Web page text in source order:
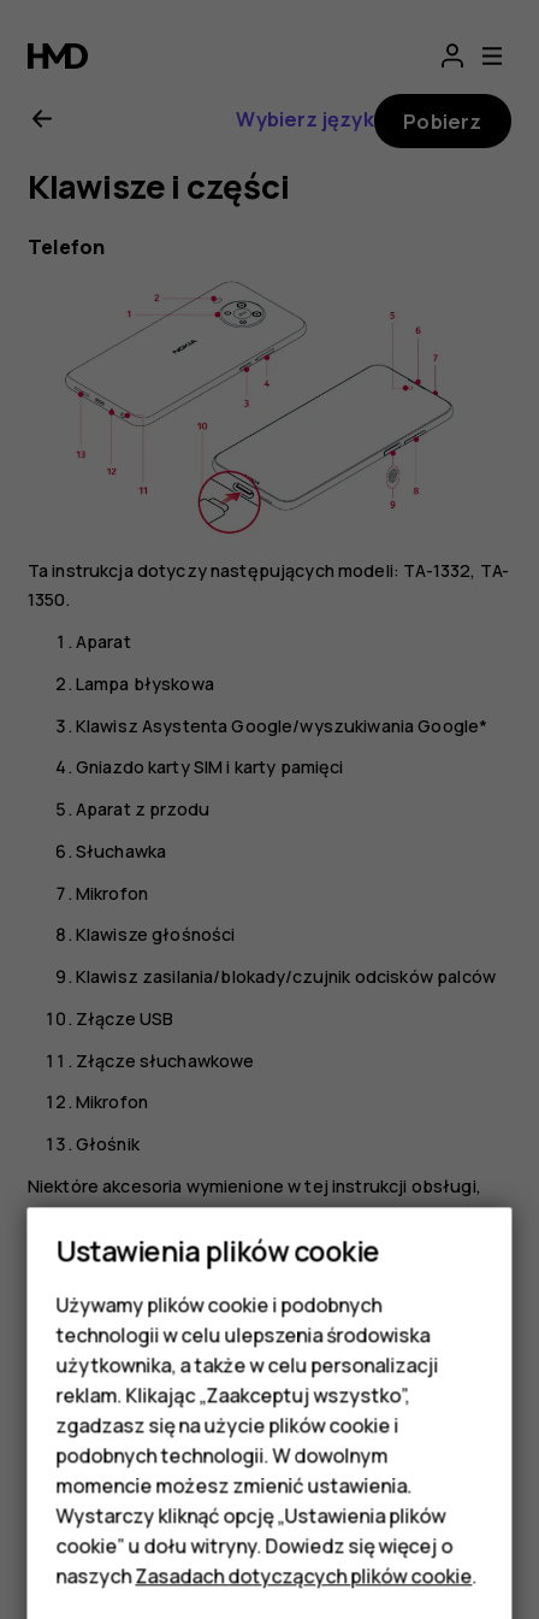
Nokia
X10
—
instrukcja
obsługi
Smartfony
Telefony z funkcjami
podstawowymi
Akcesoria
HMD Terra M
Tablety
Wybierz język Pobierz
Klawisze i części
Telefon
Ta instrukcja dotyczy następujących modeli: TA-1332, TA-
1350.
Aparat
Lampa błyskowa
Klawisz Asystenta Google/wyszukiwania Google*
Gniazdo karty SIM i karty pamięci
Aparat z przodu
Słuchawka
Mikrofon
Klawisze głośności
Klawisz zasilania/blokady/czujnik odcisków palców
Złącze USB
Złącze słuchawkowe
Mikrofon
Głośnik
Niektóre akcesoria wymienione w tej instrukcji obsługi,
takie jak ładowarka, zestaw słuchawkowy czy kabel do
transmisji danych, mogą być sprzedawane osobno.
językach. Jeśli Asystent Google jest niedostępny, jest
zastępowany funkcją wyszukiwania Google. Sprawdź
dostępność na stronie
https://support.google.com/assistant.
Części i złącza, pole magnetyczne
Nie podłączaj produktów, które na wyjściu generują
sygnał, ponieważ może on uszkodzić urządzenie. Do
złącza audio nie należy podłączać żadnych źródeł
napięcia. Przy podłączaniu do złącza audio urządzenia
Ustawienia plików cookie
Używamy plików cookie i podobnych
technologii w celu ulepszenia środowiska
użytkownika, a także w celu personalizacji
reklam. Klikając „Zaakceptuj wszystko”,
zgadzasz się na użycie plików cookie i
podobnych technologii. W dowolnym
momencie możesz zmienić ustawienia.
Wystarczy kliknąć opcję „Ustawienia plików
cookie” u dołu witryny. Dowiedz się więcej o
naszychZasadach dotyczących plików cookie.